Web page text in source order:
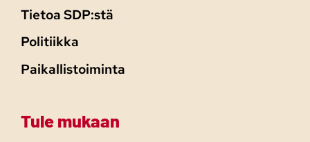
Tietoa SDP:stä
Politiikka
Paikallistoiminta
Tule mukaan